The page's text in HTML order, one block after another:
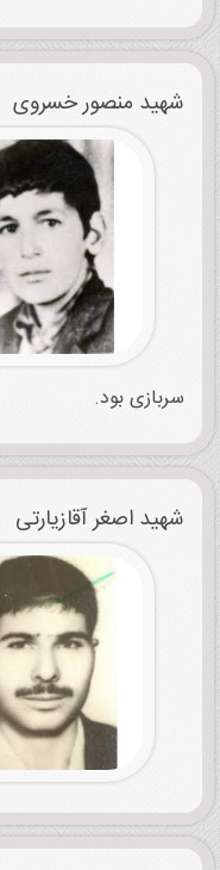
شهید منصور خسروی
سربازی بود.
شهید اصغر آقازیارتی